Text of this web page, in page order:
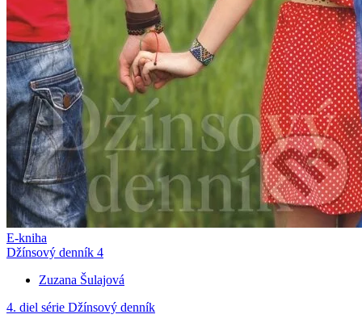
E-kniha
Džínsový denník 4
Zuzana Šulajová
4. diel série Džínsový denník